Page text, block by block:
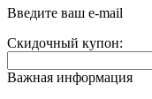
поле:
Введите ваш e-mail
Скидочный купон:
Важная информация